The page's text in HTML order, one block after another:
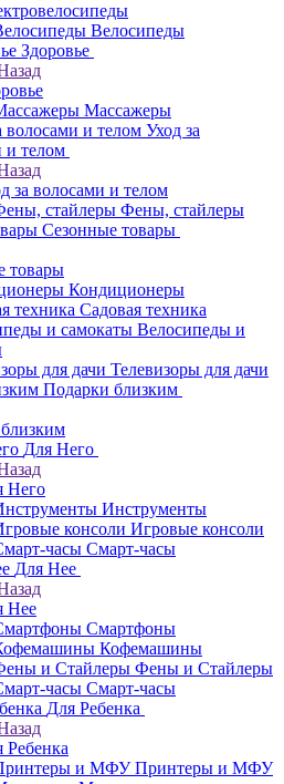
Велосипеды
Здоровье
Массажеры
Уход за
и телом
за волосами и телом
Фены, стайлеры
Сезонные товары
товары
Кондиционеры
Садовая техника
Велосипеды и
Телевизоры для дачи
Подарки близким
Для Него
Него
Инструменты
Игровые консоли
Смарт-часы
Для Нее
Нее
Смартфоны
Кофемашины
Фены и Стайлеры
Смарт-часы
Для Ребенка
Ребенка
Принтеры и МФУ